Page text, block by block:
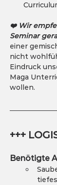
❤️ Wir
Seminar
einer
nicht
Eindruck
Maga
wollen.
+++
Benötigte